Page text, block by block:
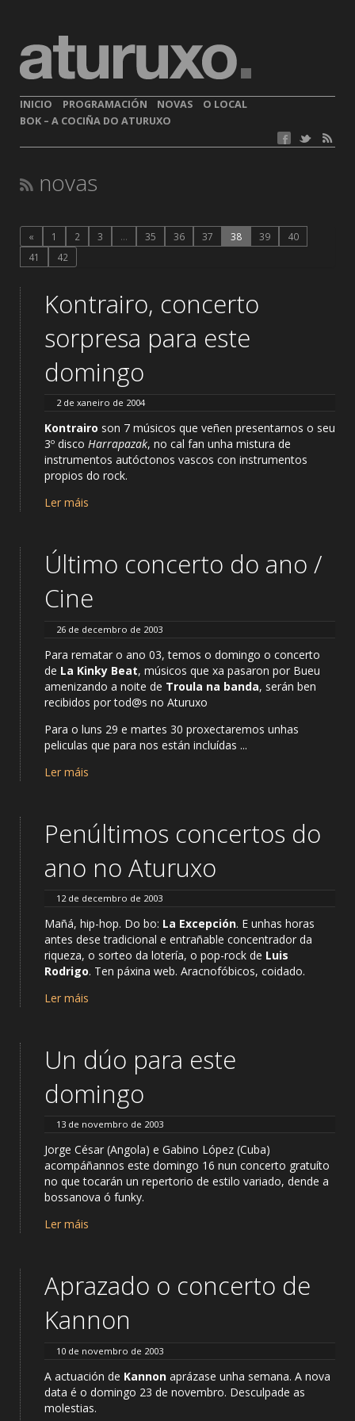
INICIO PROGRAMACIÓN NOVAS
O LOCAL
BOK – A COCIÑA DO ATURUXO
novas
« 1 2 3 … 35 36 37 38 39
40
41
42
Kontrairo, concerto
sorpresa para este
domingo
2 de xaneiro de 2004
Kontrairo son 7 músicos que veñen presentarnos o seu
3º disco Harrapazak, no cal fan unha mistura de
instrumentos autóctonos vascos con instrumentos
propios do rock.
Ler máis
Último concerto do ano /
Cine
26 de decembro de 2003
Para rematar o ano 03, temos o domingo o concerto
de La Kinky Beat, músicos que xa pasaron por Bueu
amenizando a noite de Troula na banda, serán ben
recibidos por tod@s no Aturuxo
Para o luns 29 e martes 30 proxectaremos unhas
peliculas que para nos están incluídas ...
Ler máis
Penúltimos concertos do
ano no Aturuxo
12 de decembro de 2003
Mañá, hip-hop. Do bo: La Excepción. E unhas horas
antes dese tradicional e entrañable concentrador da
riqueza, o sorteo da lotería, o pop-rock de Luis
Rodrigo. Ten páxina web. Aracnofóbicos, coidado.
Ler máis
Un dúo para este
domingo
13 de novembro de 2003
Jorge César (Angola) e Gabino López (Cuba)
acompáñannos este domingo 16 nun concerto gratuíto
no que tocarán un repertorio de estilo variado, dende a
bossanova ó funky.
Ler máis
Aprazado o concerto de
Kannon
10 de novembro de 2003
A actuación de Kannon aprázase unha semana. A nova
data é o domingo 23 de novembro. Desculpade as
molestias.